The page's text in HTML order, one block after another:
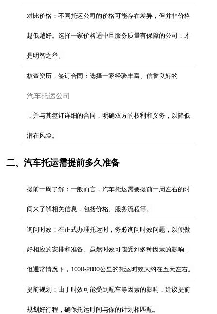
对比价格：不同托运公司的价格可能存在差异，但并非价格
越低越好。选择一家价格适中且服务质量有保障的公司，才
是明智之举。
核查资历，签订合同：选择一家经验丰富、信誉良好的
汽车托运公司
，并与其签订详细的合同，明确双方的权利和义务，以降低
潜在风险。
二、汽车托运需提前多久准备
提前一周了解：一般而言，汽车托运需要提前一周左右的时
间来了解相关信息，包括价格、服务流程等。
询问时效：在正式办理托运时，务必询问时效问题，以便做
好相应的安排和准备。虽然时效可能受到多种因素的影响，
但通常情况下，1000-2000公里的托运时效大约在五天左右。
提前规划：由于时效可能受到配车等因素的影响，建议提前
规划好行程，确保托运时间与你的计划相匹配。